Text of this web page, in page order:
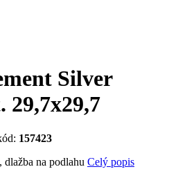
Silver
157423
dlažba na podlahu Celý popis